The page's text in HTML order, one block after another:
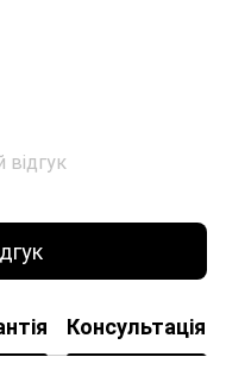
Консультація